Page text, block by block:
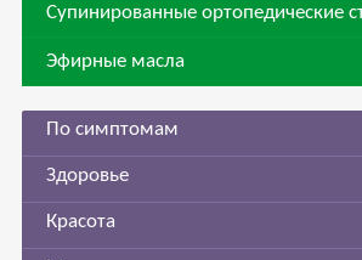
Супинированные ортопедические
Эфирные масла
По симптомам
Здоровье
Красота